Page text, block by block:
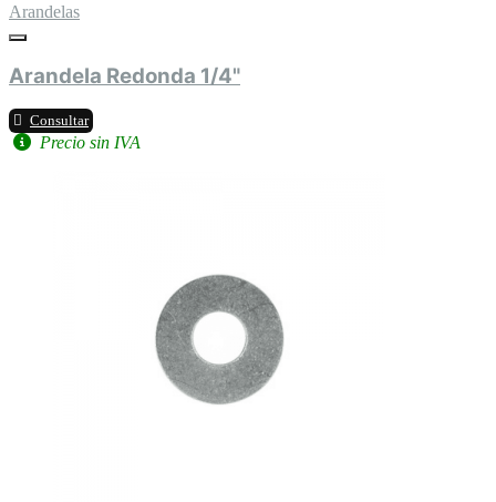
Arandelas
Arandela Redonda 1/4"
Consultar
Precio sin IVA